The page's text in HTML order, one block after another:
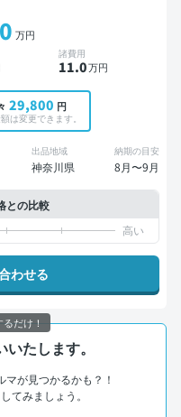
万円
諸費用
11.0万円
29,800 円
は変更できます。
出品地域
神奈川県
納期の目安
8月〜9月
との比較
わせる
たします。
が見つかるかも？！
てみましょう。
だけ！